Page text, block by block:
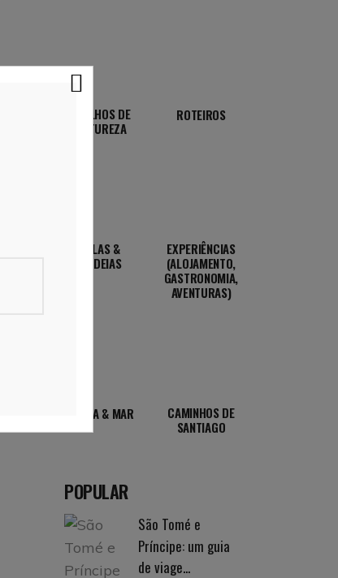
TRILHOS DE
NATUREZA
ROTEIROS
VILAS &
ALDEIAS
EXPERIÊNCIAS
(ALOJAMENTO,
GASTRONOMIA,
AVENTURAS)
PRAIA & MAR
CAMINHOS DE
SANTIAGO
POPULAR
São Tomé e
Príncipe: um guia
de viage...